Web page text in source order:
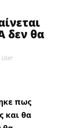
δεν θα
πως
και θα